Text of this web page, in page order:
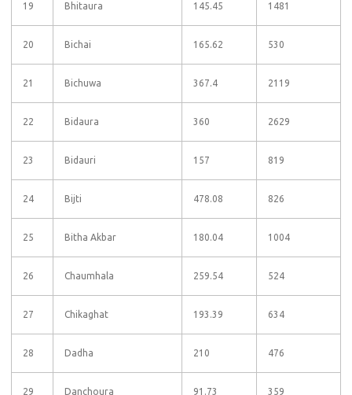
19 Bhitaura 145.45 1481
20 Bichai 165.62 530
21 Bichuwa 367.4 2119
22 Bidaura 360 2629
23 Bidauri 157 819
24 Bijti 478.08 826
25 Bitha Akbar 180.04 1004
26 Chaumhala 259.54 524
27 Chikaghat 193.39 634
28 Dadha 210 476
29 Danchoura 91.73 359